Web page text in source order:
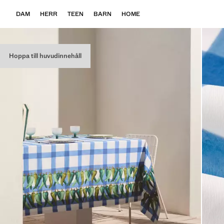
Hoppa till huvudinnehåll
DAM HERR TEEN BARN HOME